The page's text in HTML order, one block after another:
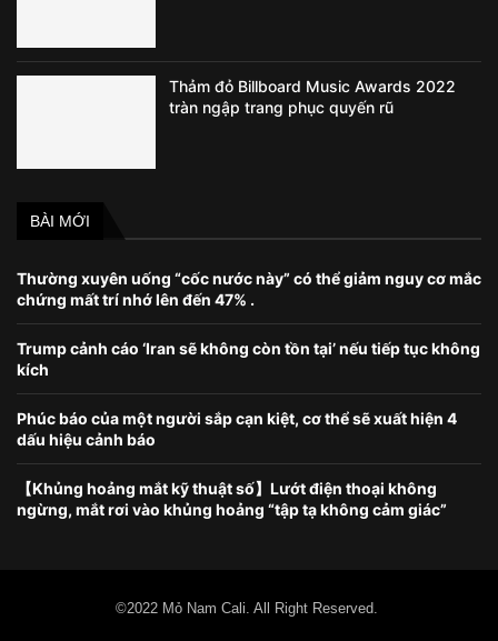
Thảm đỏ Billboard Music Awards 2022
tràn ngập trang phục quyến rũ
BÀI MỚI
Thường xuyên uống “cốc nước này” có thể giảm nguy cơ mắc
chứng mất trí nhớ lên đến 47% .
Trump cảnh cáo ‘Iran sẽ không còn tồn tại’ nếu tiếp tục không
kích
Phúc báo của một người sắp cạn kiệt, cơ thể sẽ xuất hiện 4
dấu hiệu cảnh báo
【Khủng hoảng mắt kỹ thuật số】Lướt điện thoại không
ngừng, mắt rơi vào khủng hoảng “tập tạ không cảm giác”
©2022 Mỏ Nam Cali. All Right Reserved.